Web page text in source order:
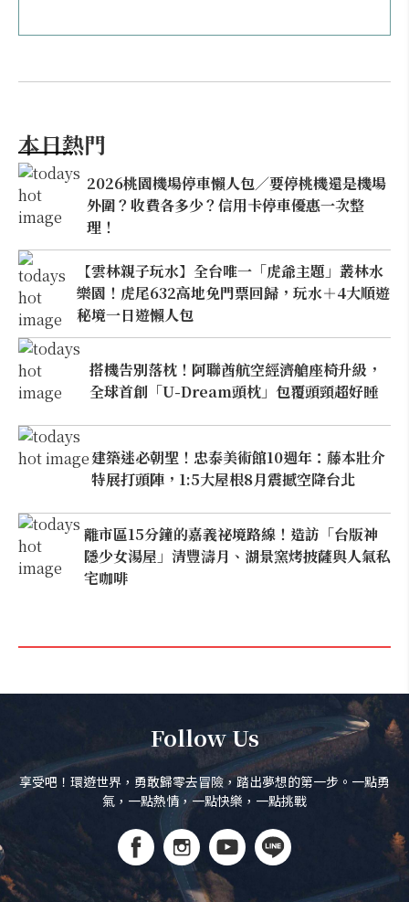
本日熱門
2026桃園機場停車懶人包／要停桃機還是機場
外圍？收費各多少？信用卡停車優惠一次整
理！
【雲林親子玩水】全台唯一「虎爺主題」叢林水
樂園！虎尾632高地免門票回歸，玩水＋4大順遊
秘境一日遊懶人包
搭機告別落枕！阿聯酋航空經濟艙座椅升級，
全球首創「U-Dream頭枕」包覆頭頸超好睡
建築迷必朝聖！忠泰美術館10週年：藤本壯介
特展打頭陣，1:5大屋根8月震撼空降台北
離市區15分鐘的嘉義祕境路線！造訪「台版神
隱少女湯屋」清豐濤月、湖景窯烤披薩與人氣私
宅咖啡
Follow Us
享受吧！環遊世界，勇敢歸零去冒險，踏出夢想的第一步。一點勇
氣，一點熱情，一點快樂，一點挑戰